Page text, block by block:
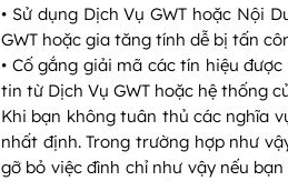
• Sử dụng Dịch Vụ GWT hoặc Nội
GWT hoặc gia tăng tính dễ bị tấn
• Cố gắng giải mã các tín hiệu
tin từ Dịch Vụ GWT hoặc hệ thống
Khi bạn không tuân thủ các nghĩa
nhất định. Trong trường hợp như
gỡ bỏ việc đình chỉ như vậy nếu